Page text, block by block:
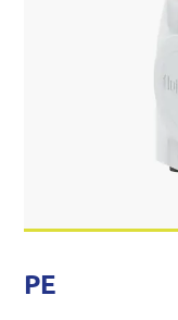
PE